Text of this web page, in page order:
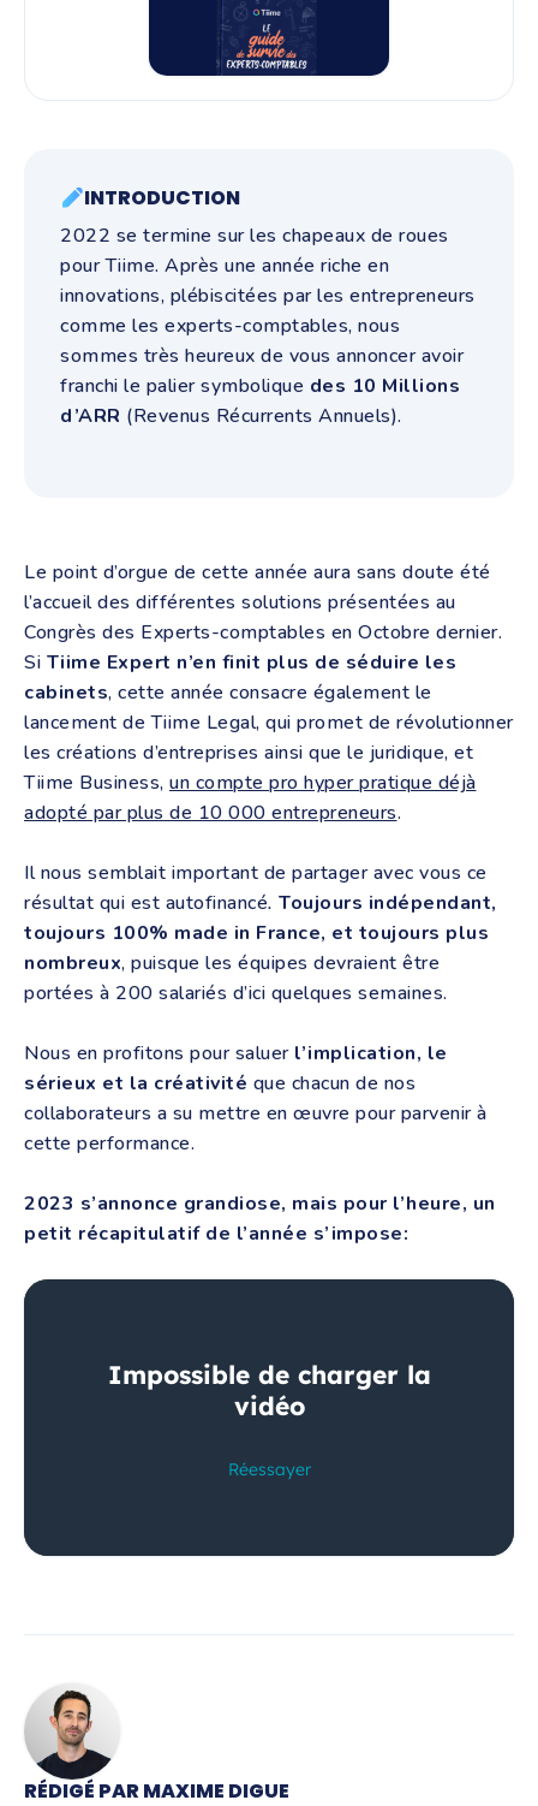
INTRODUCTION
2022 se termine sur les chapeaux de roues
pour Tiime. Après une année riche en
innovations, plébiscitées par les entrepreneurs
comme les experts-comptables, nous
sommes très heureux de vous annoncer avoir
franchi le palier symbolique des 10 Millions
d’ARR (Revenus Récurrents Annuels).
Le point d’orgue de cette année aura sans doute été
l’accueil des différentes solutions présentées au
Congrès des Experts-comptables en Octobre dernier.
Si Tiime Expert n’en finit plus de séduire les
cabinets, cette année consacre également le
lancement de Tiime Legal, qui promet de révolutionner
les créations d’entreprises ainsi que le juridique, et
Tiime Business, un compte pro hyper pratique déjà
adopté par plus de 10 000 entrepreneurs.
Il nous semblait important de partager avec vous ce
résultat qui est autofinancé. Toujours indépendant,
toujours 100% made in France, et toujours plus
nombreux, puisque les équipes devraient être
portées à 200 salariés d’ici quelques semaines.
Nous en profitons pour saluer l’implication, le
sérieux et la créativité que chacun de nos
collaborateurs a su mettre en œuvre pour parvenir à
cette performance.
2023 s’annonce grandiose, mais pour l’heure, un
petit récapitulatif de l’année s’impose:
RÉDIGÉ PAR MAXIME DIGUE